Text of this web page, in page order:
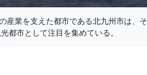
産業を支えた都市である北九州市は、
都市として注目を集めている。